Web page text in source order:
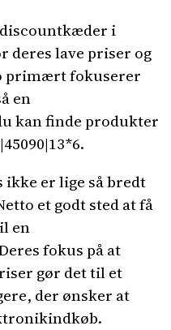
i
deres lave priser og
primært fokuserer
en
kan finde produkter
er lige så bredt
et godt sted at få
en
fokus på at
gør det til et
der ønsker at